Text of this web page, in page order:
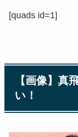
[quads id=1]
【画像】真
い！